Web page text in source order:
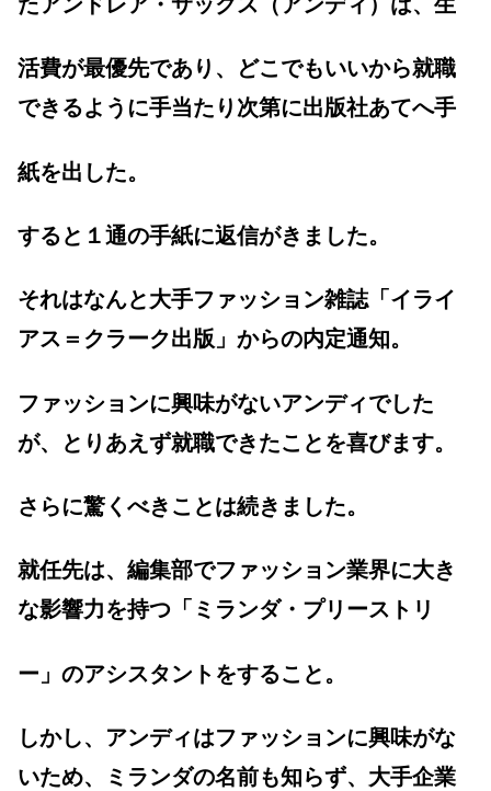
活費が最優先であり、どこでもいいから就職
できるように手当たり次第に出版社あてへ手
紙を出した。
すると１通の手紙に返信がきました。
それはなんと大手ファッション雑誌「イライ
アス＝クラーク出版」からの内定通知。
ファッションに興味がないアンディでした
が、とりあえず就職できたことを喜びます。
さらに驚くべきことは続きました。
就任先は、編集部でファッション業界に大き
な影響力を持つ「ミランダ・プリーストリ
ー」のアシスタントをすること。
しかし、アンディはファッションに興味がな
いため、ミランダの名前も知らず、大手企業